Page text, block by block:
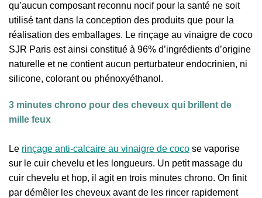
qu’aucun composant reconnu nocif pour la santé ne soit
utilisé tant dans la conception des produits que pour la
réalisation des emballages. Le rinçage au vinaigre de coco
SJR Paris est ainsi constitué à 96% d’ingrédients d’origine
naturelle et ne contient aucun perturbateur endocrinien, ni
silicone, colorant ou phénoxyéthanol.
3 minutes chrono pour des cheveux qui brillent de
mille feux
Le rinçage anti-calcaire au vinaigre de coco se vaporise
sur le cuir chevelu et les longueurs. Un petit massage du
cuir chevelu et hop, il agit en trois minutes chrono. On finit
par démêler les cheveux avant de les rincer rapidement